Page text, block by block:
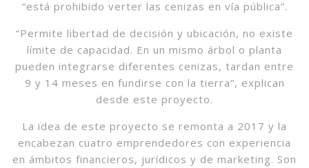
“está prohibido verter las cenizas en vía pública”.
“Permite libertad de decisión y ubicación, no existe
límite de capacidad. En un mismo árbol o planta
pueden integrarse diferentes cenizas, tardan entre
9 y 14 meses en fundirse con la tierra”, explican
desde este proyecto.
La idea de este proyecto se remonta a 2017 y la
encabezan cuatro emprendedores con experiencia
en ámbitos financieros, jurídicos y de marketing. Son